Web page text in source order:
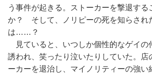
う事件が起きる。ストーカーを撃退する
か？ そして、ノリピーの死を知らされ
は……？
見ていると、いつしか個性的なゲイの
誘われ、笑ったり泣いたりしていた。店
ーカーを退治し、マイノリティーの強い